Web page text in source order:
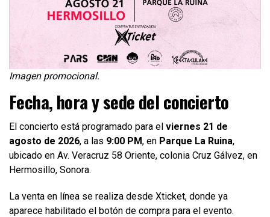
Imagen promocional.
Fecha, hora y sede del concierto
El concierto está programado para el viernes 21 de
agosto de 2026, a las 9:00 PM, en Parque La Ruina,
ubicado en Av. Veracruz 58 Oriente, colonia Cruz Gálvez, en
Hermosillo, Sonora.
La venta en línea se realiza desde Xticket, donde ya
aparece habilitado el botón de compra para el evento.